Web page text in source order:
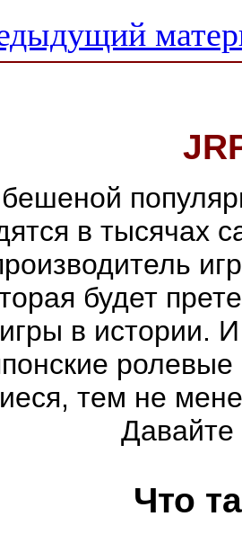
в тысячах
будет
в истории.
тем не
Что